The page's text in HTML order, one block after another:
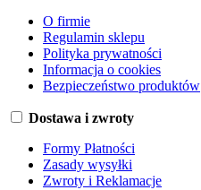
O firmie
Regulamin sklepu
Polityka prywatności
Informacja o cookies
Bezpieczeństwo produktów
Dostawa i zwroty
Formy Płatności
Zasady wysyłki
Zwroty i Reklamacje